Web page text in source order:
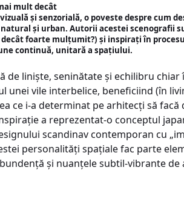
mult decât
și senzorială, o poveste despre cum
și urban. Autorii acestei scenografii
foarte mulțumit?) și inspirați în
continuă, unitară a spațiului.
de liniște, seninătate și echilibru
unei vile interbelice, beneficiind (în
ce i-a determinat pe arhitecți să
a reprezentat-o conceptul
scandinav contemporan cu
personalități spațiale fac parte
și nuanțele subtil-vibrante